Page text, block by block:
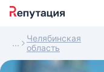
Челябинская
область